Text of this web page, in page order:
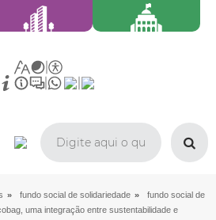
» fundo social de solidariedade »
fundo social de
uma integração entre sustentabilidade e